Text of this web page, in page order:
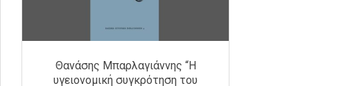
Θανάσης Μπαρλαγιάννης “Η
υγειονομική συγκρότηση του